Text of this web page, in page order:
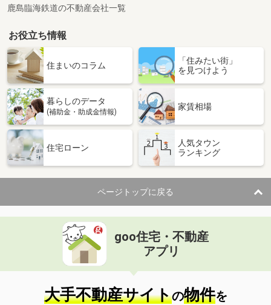
鹿島臨海鉄道の不動産会社一覧
お役立ち情報
住まいのコラム
「住みたい街」
を見つけよう
暮らしのデータ
(補助金・助成金情報)
家賃相場
住宅ローン
人気タウン
ランキング
ページトップに戻る
goo住宅・不動産
アプリ
大手不動産サイトの物件を